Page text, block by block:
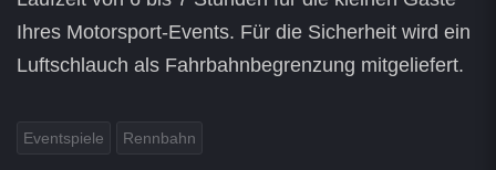
Ihres Motorsport-Events. Für die Sicherheit wird ein
Luftschlauch als Fahrbahnbegrenzung mitgeliefert.
Eventspiele Rennbahn